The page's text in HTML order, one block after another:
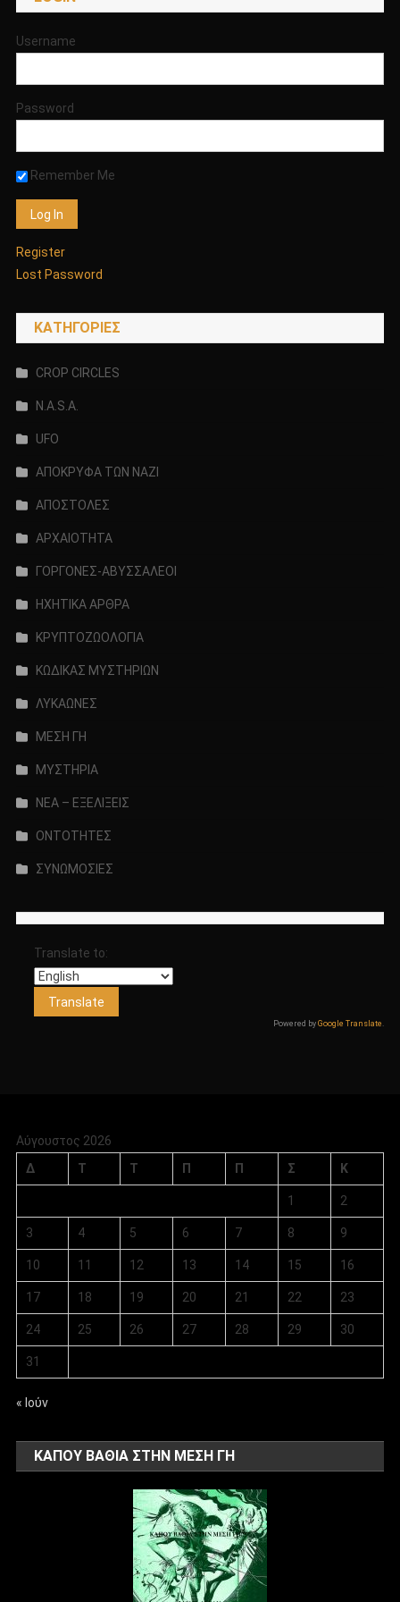
ΚΑΤΩ
Username
Password
Remember Me
Register
Lost Password
KΑΤΗΓΟΡΊΕΣ
CROP CIRCLES
N.A.S.A.
UFO
ΑΠΟΚΡΥΦΑ ΤΩΝ ΝΑΖΙ
ΑΠΟΣΤΟΛΕΣ
ΑΡΧΑΙΟΤΗΤΑ
ΓΟΡΓΟΝΕΣ-ΑΒΥΣΣΑΛΕΟΙ
ΗΧΗΤΙΚΑ ΑΡΘΡΑ
ΚΡΥΠΤΟΖΩΟΛΟΓΙΑ
ΚΩΔΙΚΑΣ ΜΥΣΤΗΡΙΩΝ
ΛΥΚΑΩΝΕΣ
ΜΕΣΗ ΓΗ
ΜΥΣΤΗΡΙΑ
ΝΕΑ – ΕΞΕΛΙΞΕΙΣ
ΟΝΤΟΤΗΤΕΣ
ΣΥΝΩΜΟΣΙΕΣ
Translate to:
Powered byGoogle Translate .
Αύγουστος 2026
Δ
Τ Τ Π Π Σ Κ
1 2
3 4 5 6 7 8 9
10 11 12 13 14 15 16
17 18 19 20 21 22 23
24 25 26 27 28 29 30
31
« Ιούν
ΚΑΠΟΥ ΒΑΘΙΑ ΣΤΗΝ ΜΕΣΗ ΓΗ